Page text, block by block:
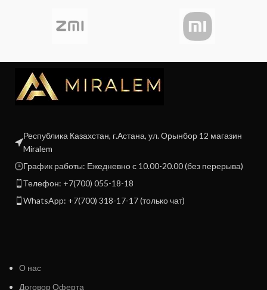
Республика Казахстан, г.Астана, ул. Орынбор 12 магазин
Miralem
График работы: Ежедневно с 10.00-20.00 (без перерыва)
Телефон: +7(700) 055-18-18
WhatsApp: +7(700) 318-17-17 (только чат)
О нас
Договор Оферта